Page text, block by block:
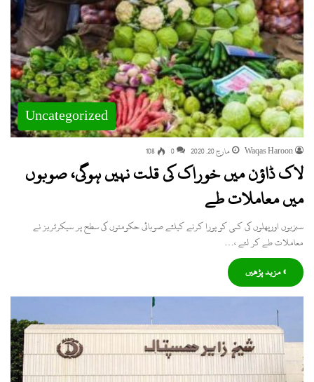
Uncategorized
Waqas Haroon مارچ 20, 2020 0
108
لاک ڈاؤن میں خوراک کی قلت نہیں ہوگی، صوبوں
میں معاملات طے
سبزیوں اورپھلوں کی کمی کو پورا کرنے کیلئے صوبائی حکومتوں کی سطح پر سیکرٹریز نے
معاملات طے کر لئے ،…
» مزید پڑھیں